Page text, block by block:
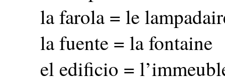
la farola = le
la fuente = la fontaine
el edificio =